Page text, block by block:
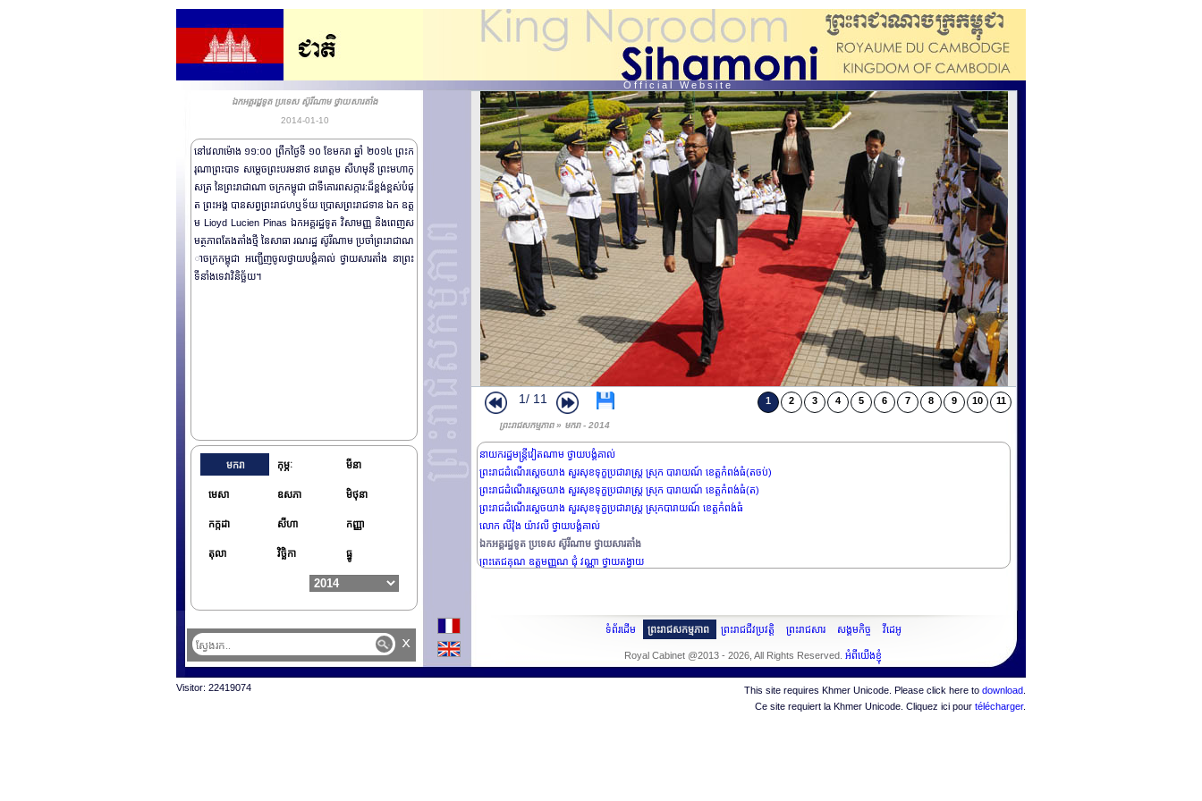
O f f i c i a l W e b s i t e
ឯកអគ្គរដ្ឋទូត ប្រទេស ស៊ូរីណាម ថ្វាយសារតាំង
2014-01-10
នៅវេលាម៉ោង ១១:០០ ព្រឹកថ្ងៃទី ១០ ខែមករា ឆ្នាំ ២០១៤ ព្រះក
រុណាព្រះបាទ សម្តេចព្រះបរមនាថ នរោត្តម សីហមុនី ព្រះមហាក្
សត្រ នៃព្រះរាជាណា ចក្រកម្ពុជា ជាទីគោរពសក្ការ:ដ៏ខ្ពង់ខ្ពស់បំផុ
ត ព្រះអង្គ បានសព្វព្រះរាជហឬទ័យ ប្រោសព្រះរាជទាន ឯក ឧត្ត
ម Lioyd Lucien Pinas ឯកអគ្គរដ្ឋទូត វិសាមញ្ញ និងពេញស
មត្ថភាពតែងតាំងថ្មី នៃសាធា រណរដ្ឋ ស៊ូរីណាម ប្រចាំព្រះរាជាណ
ាចក្រកម្ពុជា អញ្ជើញចូលថ្វាយបង្គំគាល់ ថ្វាយសារតាំង នាព្រះ
ទីនាំងទេវាវិនិច្ឆ័យ។
មករា កុម្ភៈ មីនា
មេសា ឧសភា មិថុនា
កក្កដា សីហា កញ្ញា
តុលា វិច្ឆិកា ធ្នូ
1/ 11 1 2 3 4 5 6 7 8 9 10 11
ព្រះរាជសកម្មភាព » មករា - 2014
ព្រះរាជពិធីថ្វាយព្រះរាជកុសល
ព្រះរាជដំណើរសេ្តចយាង សួរសុខទុក្ខប្រជារាស្រ្ត ស្រុក សាមគ្កីមានជ័យ ខេត្តកំពង់ឆ្នាំង(តចប់)
ព្រះរាជដំណើរសេ្តចយាង សួរសុខទុក្ខប្រជារាស្រ្ត ស្រុក សាមគ្គីមានជ័យ ខេត្តកំពង់ឆ្នាំង(ត)
ព្រះរាជដំណើរសេ្តចយាង សួរសុខទុក្ខប្រជារាស្រ្ត ស្រុកសាមគ្គីមានជ័យ ខេត្តកំពង់ឆ្នាំង
ព្រះរាជពិធីប្រោសព្រះរាជទាន ព្រះពរជ័យ
ឯកអគ្គរាជទូតតែងតាំងថ្មី ថ្វាយបង្គំគាល់
ឯកឧត្តម ទ្រឿង ម៉ាលី ថ្វាយបង្គំគាល់
នាយករដ្ឋមន្រ្តីវៀតណាម ថ្វាយបង្គំគាល់
ព្រះរាជដំណើរសេ្តចយាង សួរសុខទុក្ខប្រជារាស្រ្ត ស្រុក បារាយណ៍ ខេត្តកំពង់ធំ(តចប់)
ព្រះរាជដំណើរសេ្តចយាង សួរសុខទុក្ខប្រជារាស្រ្ត ស្រុក បារាយណ៍ ខេត្តកំពង់ធំ(ត)
ព្រះរាជដំណើរសេ្តចយាង សួរសុខទុក្ខប្រជារាស្រ្ត ស្រុកបារាយណ៍ ខេត្តកំពង់ធំ
លោក លីវ៉ុង យ៉ាវលី ថ្វាយបង្គំគាល់
ឯកអគ្គរដ្ឋទូត ប្រទេស ស៊ូរីណាម ថ្វាយសារតាំង
ព្រះតេជគុណ ឧត្តមញ្ញណ ជុំ វណ្ណា ថ្វាយតង្វាយ
x
ទំព័រដើម ព្រះរាជសកម្មភាព ព្រះរាជជីវប្រវត្តិ ព្រះរាជសារ សង្គមកិច្ច វីដេអូ
Royal Cabinet @2013 - 2026, All Rights Reserved. អំពីយើងខ្ញុំ
Visitor: 22419074 This site requires Khmer Unicode. Please click here to download
Ce site requiert la Khmer Unicode. Cliquez ici pour télécharger.